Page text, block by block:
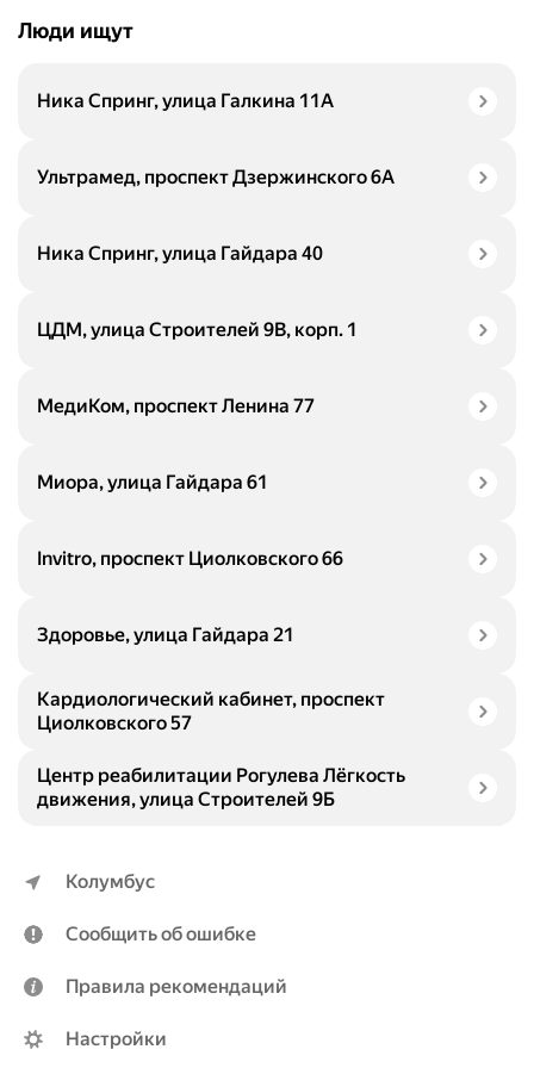
Люди ищут
Ника Спринг, улица Галкина 11А
Ультрамед, проспект Дзержинского 6А
Ника Спринг, улица Гайдара 40
ЦДМ, улица Строителей 9В, корп. 1
МедиКом, проспект Ленина 77
Миора, улица Гайдара 61
Invitro, проспект Циолковского 66
Здоровье, улица Гайдара 21
Кардиологический кабинет, проспект
Циолковского 57
Центр реабилитации Рогулева Лёгкость
движения, улица Строителей 9Б
Колумбус
Сообщить об ошибке
Правила рекомендаций
Настройки